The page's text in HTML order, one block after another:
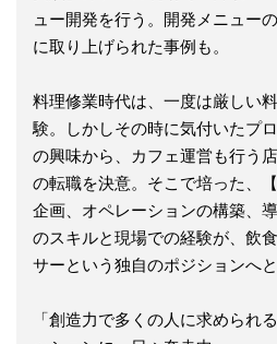
ュー開発を行う。開発メニュー
に取り上げられた事例も。
料理修業時代は、一度は厳しい
験。しかしその時に気付いたプ
の興味から、カフェ運営も行う
の転職を決意。そこで培った、
企画、オペレーションの構築、
のスキルと現場での経験が、飲
サーという独自のポジションへと
「創造力で多くの人に求められ